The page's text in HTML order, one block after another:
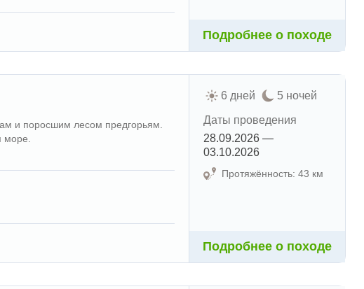
Подробнее о походе
и поросшим лесом предгорьям.
море.
6 дней 5 ночей
Даты проведения
28.09.2026 —
03.10.2026
Протяжённость: 43 км
Подробнее о походе